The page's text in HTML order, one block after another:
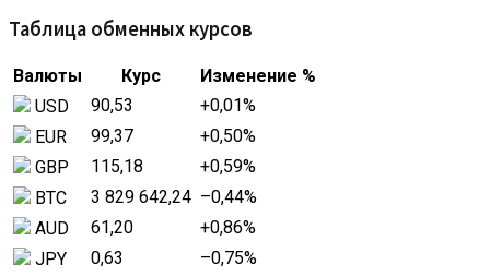
Таблица обменных курсов
Валюты Курс
Изменение %
USD
90,53 +0,01%
EUR
99,37 +0,50%
GBP
115,18 +0,59%
BTC
3 829 642,24 –0,44%
AUD
61,20 +0,86%
JPY
0,63 –0,75%